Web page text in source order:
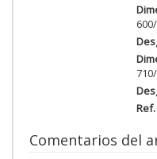
Ref.
Comentarios del